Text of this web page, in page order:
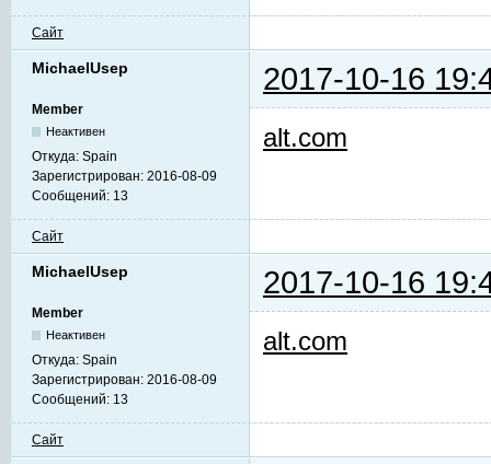
Сайт
MichaelUsep 2017-10-16
Member
Неактивен
Откуда: Spain
Зарегистрирован: 2016-08-09
Сообщений: 13
alt.com
Сайт
MichaelUsep 2017-10-16
Member
Неактивен
Откуда: Spain
Зарегистрирован: 2016-08-09
Сообщений: 13
alt.com
Сайт